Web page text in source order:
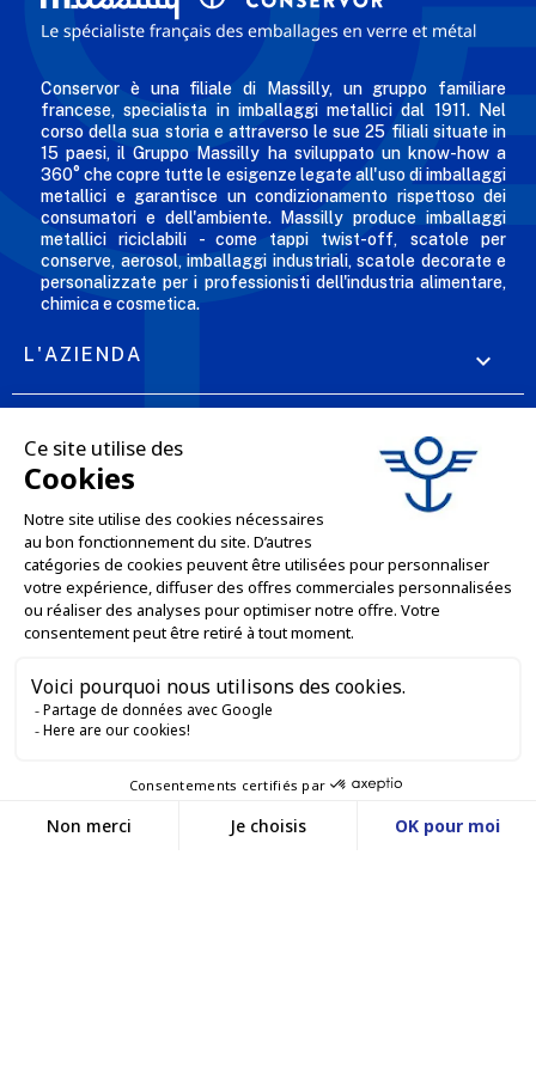
Conservor è una filiale di Massilly, un gruppo familiare
francese, specialista in imballaggi metallici dal 1911. Nel
corso della sua storia e attraverso le sue 25 filiali situate in
15 paesi, il Gruppo Massilly ha sviluppato un know-how a
360° che copre tutte le esigenze legate all'uso di imballaggi
metallici e garantisce un condizionamento rispettoso dei
consumatori e dell'ambiente. Massilly produce imballaggi
metallici riciclabili - come tappi twist-off, scatole per
conserve, aerosol, imballaggi industriali, scatole decorate e
personalizzate per i professionisti dell'industria alimentare,
chimica e cosmetica.
L'AZIENDA 
LE NOSTRE OFFERTE
SERVIZI PROFESSIONALI
SERVIZI DI VENDITA ONLINE
RESTIAMO IN CONTATTO
SITO WEB DI E-COMMERCE
I NOSTRI UFFICI
Service client
entre 9h et 12h puis
entre 13h30 et 17h